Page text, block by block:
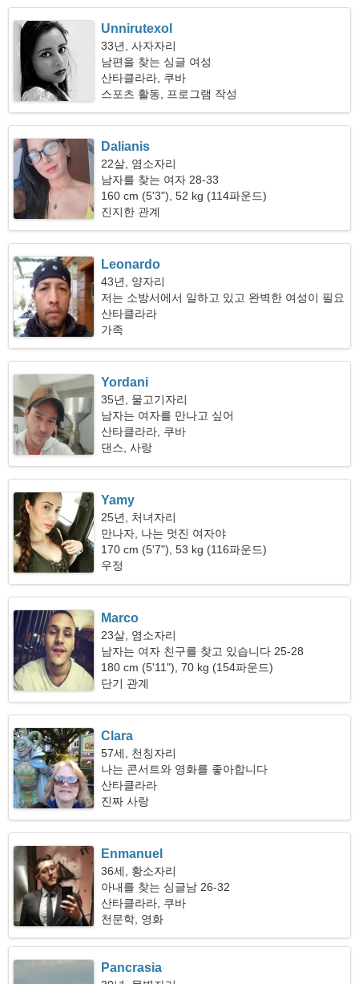
Unnirutexol
33년, 사자자리
남편을 찾는 싱글 여성
산타클라라, 쿠바
스포츠 활동, 프로그램 작성
Dalianis
22살, 염소자리
남자를 찾는 여자 28-33
160 cm (5'3"), 52 kg (114파운드)
진지한 관계
Leonardo
43년, 양자리
저는 소방서에서 일하고 있고 완벽한 여성이 필요
합니다
산타클라라
가족
Yordani
35년, 물고기자리
남자는 여자를 만나고 싶어
산타클라라, 쿠바
댄스, 사랑
Yamy
25년, 처녀자리
만나자, 나는 멋진 여자야
170 cm (5'7"), 53 kg (116파운드)
우정
Marco
23살, 염소자리
남자는 여자 친구를 찾고 있습니다 25-28
180 cm (5'11"), 70 kg (154파운드)
단기 관계
Clara
57세, 천칭자리
나는 콘서트와 영화를 좋아합니다
산타클라라
진짜 사랑
Enmanuel
36세, 황소자리
아내를 찾는 싱글남 26-32
산타클라라, 쿠바
천문학, 영화
Pancrasia